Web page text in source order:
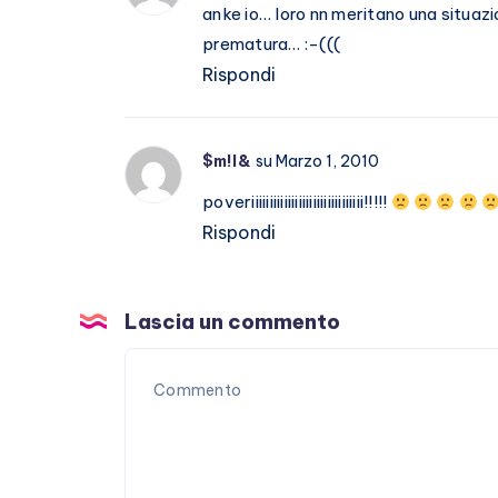
anke io… loro nn meritano una
prematura… :-(((
Rispondi
$m!l& su Marzo 1, 2010
poveriiiiiiiiiiiiiiiiiiiiiiiiiiiiiii!!!!!
Rispondi
Lascia un commento